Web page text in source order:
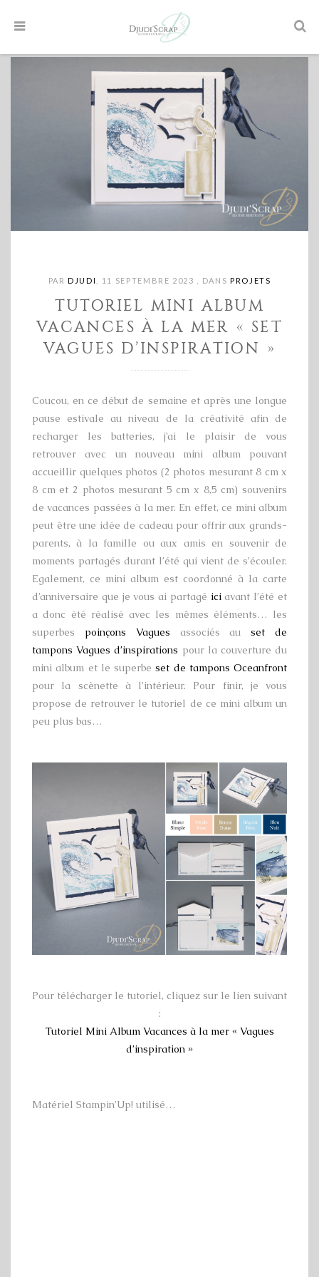
PARDJUDI 11 SEPTEMBRE 2023 DANS PROJETS
TUTORIEL MINI ALBUM
VACANCES À LA MER « SET
VAGUES D’INSPIRATION »
Coucou, en ce début de semaine et après une longue
pause estivale au niveau de la créativité afin de
recharger les batteries, j’ai le plaisir de vous
retrouver avec un nouveau mini album pouvant
accueillir quelques photos (2 photos mesurant 8 cm x
8 cm et 2 photos mesurant 5 cm x 8,5 cm) souvenirs
de vacances passées à la mer. En effet, ce mini album
peut être une idée de cadeau pour offrir aux grands-
parents, à la famille ou aux amis en souvenir de
moments partagés durant l’été qui vient de s’écouler.
Egalement, ce mini album est coordonné à la carte
d’anniversaire que je vous ai partagé iciavant l’été et
a donc été réalisé avec les mêmes éléments… les
superbes poinçons Vagues associés auset de
tampons Vagues d’inspirations pour la couverture du
mini album et le superbeset de tampons Oceanfront
pour la scènette à l’intérieur. Pour finir, je vous
propose de retrouver le tutoriel de ce mini album un
peu plus bas…
Pour télécharger le tutoriel, cliquez sur le lien suivant
:
Tutoriel Mini Album Vacances à la mer « Vagues
d’inspiration »
Matériel Stampin’Up! utilisé…